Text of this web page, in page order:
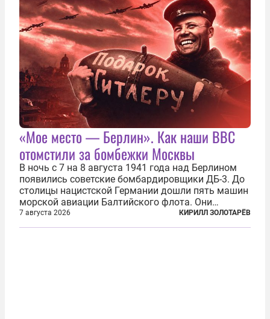
«Мое место — Берлин». Как наши ВВС
отомстили за бомбежки Москвы
В ночь с 7 на 8 августа 1941 года над Берлином
появились советские бомбардировщики ДБ-3. До
столицы нацистской Германии дошли пять машин
морской авиации Балтийского флота. Они
сбросили бомбы на город, который в тот момент
жил в полной уверенности, что война идет где-то
7 августа 2026 КИРИЛЛ ЗОЛОТАРЁВ